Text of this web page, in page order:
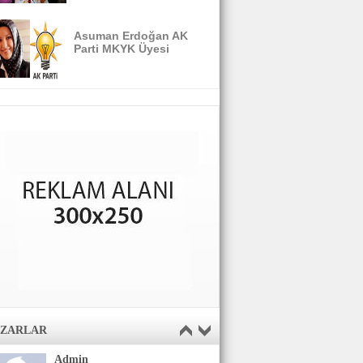
Asuman Erdoğan AK
Parti MKYK Üyesi
Admin